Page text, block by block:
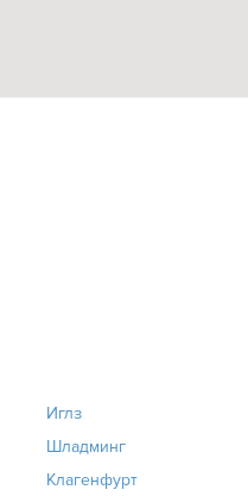
Иглз
Шладминг
Клагенфурт